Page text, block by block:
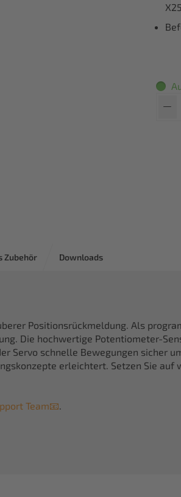
Zubehör Downloads
Positionsrückmeldung. Als
Die hochwertige Potentiometer-
Servo schnelle Bewegungen sicher
erleichtert. Setzen Sie
Team📧.